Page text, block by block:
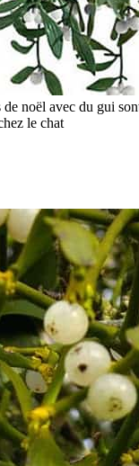
noël avec du gui
le chat